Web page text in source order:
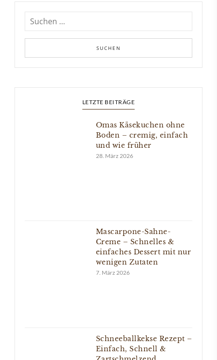
LETZTE BEITRÄGE
Omas Käsekuchen ohne
Boden – cremig, einfach
und wie früher
28. März 2026
Mascarpone-Sahne-
Creme – Schnelles &
einfaches Dessert mit nur
wenigen Zutaten
7. März 2026
Schneeballkekse Rezept –
Einfach, Schnell &